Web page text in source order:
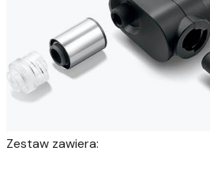
Zestaw zawiera: